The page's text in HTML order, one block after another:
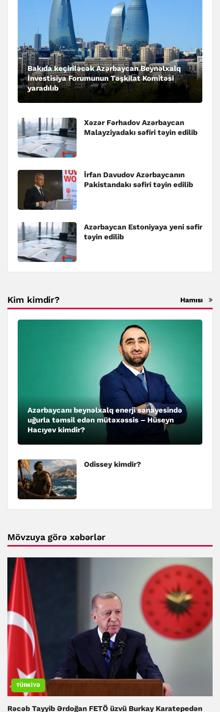
Bakıda keçiriləcək Azərbaycan Beynəlxalq
İnvestisiya Forumunun Təşkilat Komitəsi
yaradılıb
Xəzər Fərhadov Azərbaycan
Malayziyadakı səfiri təyin edilib
İrfan Davudov Azərbaycanın
Pakistandakı səfiri təyin edilib
Azərbaycan Estoniyaya yeni səfir
təyin edilib
Kim kimdir? Hamısı
Azərbaycanı beynəlxalq enerji sənayesində
uğurla təmsil edən mütəxəssis – Hüseyn
Hacıyev kimdir?
Odissey kimdir?
Mövzuya görə xəbərlər
TÜRKIYƏ
Rəcəb Tayyib Ərdoğan FETÖ üzvü Burkay Karatepedən